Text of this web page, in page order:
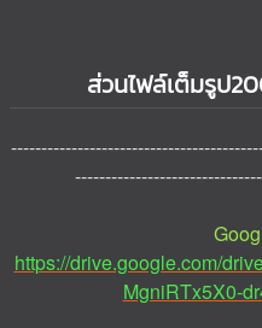
ส่วนไฟล์เต็มรูป
https://drive.google.com/
MgniRTx5X0-